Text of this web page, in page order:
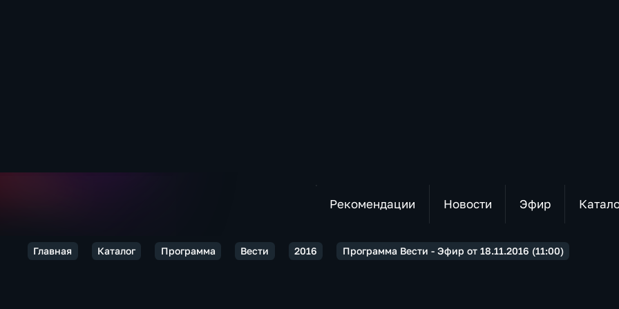
Рекомендации Новости Эфир
Главная Каталог Программа Вести 2016 Программа Вести - Эфир от 18.11.2016 (11:00)